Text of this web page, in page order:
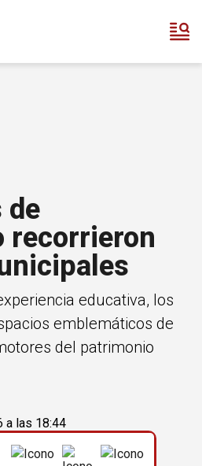
de
recorrieron
educativa, los
emblemáticos de
del patrimonio
a las 18:44